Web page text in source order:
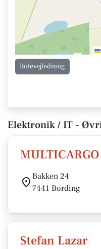
Rutevejledning
Elektronik / IT -
MULTICARGO
Bakken 24
7441 Bording
Stefan Lazar